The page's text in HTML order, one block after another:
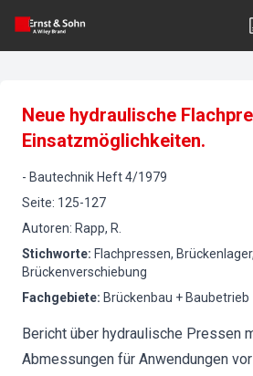
Neue hydraulische
Einsatzmöglichkeiten.
- Bautechnik Heft4/1979
Seite: 125-127
Autoren: Rapp, R.
Stichworte: Flachpressen,
Brückenverschiebung
Fachgebiete: Brückenbau + Baubetrieb
Bericht über hydraulische Pressen
Abmessungen für Anwendungen